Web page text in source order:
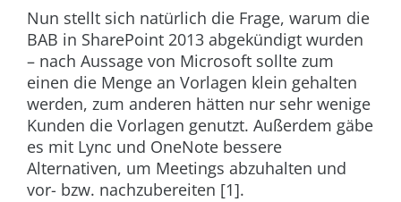
Nun stellt sich natürlich die Frage, warum die
BAB in SharePoint 2013 abgekündigt wurden
– nach Aussage von Microsoft sollte zum
einen die Menge an Vorlagen klein gehalten
werden, zum anderen hätten nur sehr wenige
Kunden die Vorlagen genutzt. Außerdem gäbe
es mit Lync und OneNote bessere
Alternativen, um Meetings abzuhalten und
vor- bzw. nachzubereiten [1].